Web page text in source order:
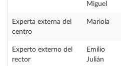
Miguel
Experta externa del
centro
Mariola
Experto externo del
rector
Emilio
Julián